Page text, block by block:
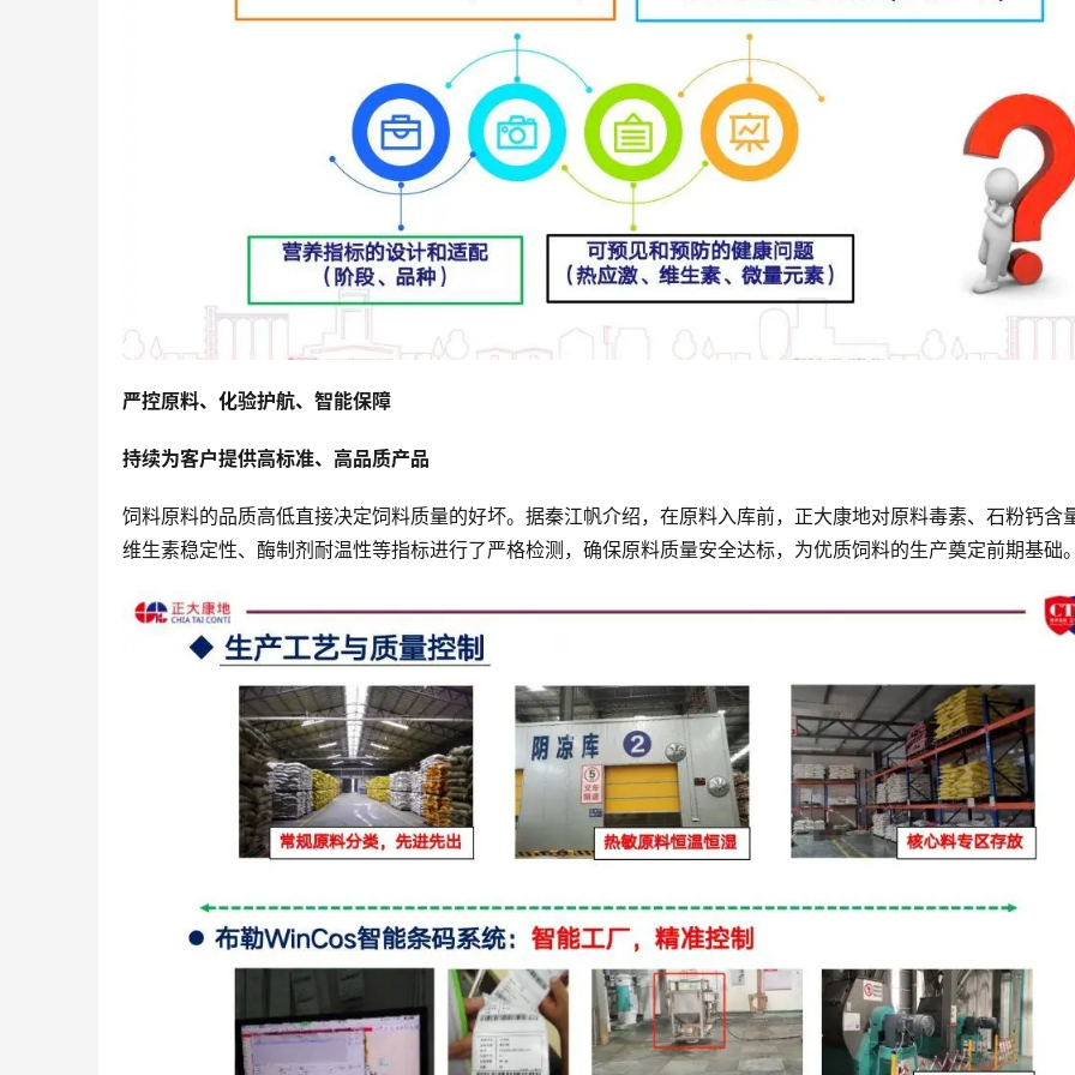
严控原料、化验护航、智能保障
持续为客户提供高标准、高品质产品
饲料原料的品质高低直接决定饲料质量的好坏。据秦江帆介绍，在原料入库前，正大康地对原料毒素、石粉钙含
维生素稳定性、酶制剂耐温性等指标进行了严格检测，确保原料质量安全达标，为优质饲料的生产奠定前期基础